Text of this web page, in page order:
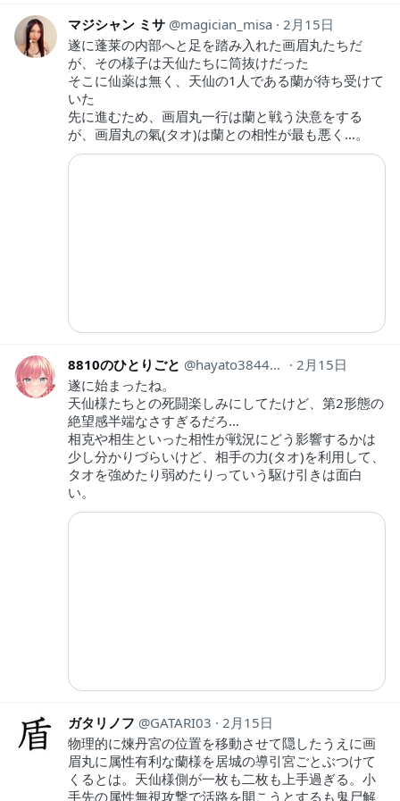
マジシャン ミサ magician_misa 2月15日
遂に蓬莱の内部へと足を踏み入れた画眉丸たちだ
が、その様子は天仙たちに筒抜けだった
そこに仙薬は無く、天仙の1人である蘭が待ち受けて
いた
先に進むため、画眉丸一行は蘭と戦う決意をする
が、画眉丸の氣(タオ)は蘭との相性が最も悪く…。
8810のひとりごと hayato38441263
2月15日
遂に始まったね。
天仙様たちとの死闘楽しみにしてたけど、第2形態の
絶望感半端なさすぎるだろ…
相克や相生といった相性が戦況にどう影響するかは
少し分かりづらいけど、相手の力(タオ)を利用して、
タオを強めたり弱めたりっていう駆け引きは面白
い。
ガタリノフ GATARI03
2月15日
物理的に煉丹宮の位置を移動させて隠したうえに画
眉丸に属性有利な蘭様を居城の導引宮ごとぶつけて
くるとは。天仙様側が一枚も二枚も上手過ぎる。小
手先の属性無視攻撃で活路を開こうとするも鬼尸解